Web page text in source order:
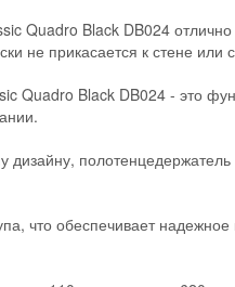
Quadro Black DB024
не прикасается к стене
Quadro Black DB024 - это
что обеспечивает